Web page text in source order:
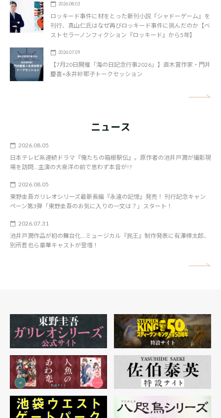
2026.08.03
ロッキード事件に材をとった新刊小説『シャドーゲーム』を
刊行、真山仁氏はなぜ再びロッキード事件に挑んだのか【ベ
ストセラーノンフィクション『ロッキード』から5年】
2026.07.09
【7月20日開催「海の日記念行事2026」】直木賞作家・門井
慶喜×永井紗耶子トークセッション
ニュース
2026.08.05
日本テレビ系連続ドラマ『俺たちの箱根駅伝』。原作者の池井戸潤が撮影現
場を訪問…主演の大泉洋の前で思わず本音が!?
2026.08.05
東野圭吾ガリレオシリーズ最新長編『永遠の記憶』発売！ 刊行記念キャン
ペーン第3弾「東野圭吾のお気に入りの一文は？」スタート！
2026.07.31
池井戸潤作品が初の舞台化…ミュージカル『民王』制作発表に有澤樟太郎、
別所哲也ら豪華キャストが登壇！